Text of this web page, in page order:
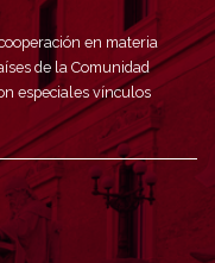
en materia
de la Comunidad
especiales vínculos